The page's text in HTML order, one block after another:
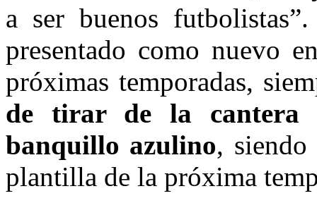
a ser buenos
presentado como nuevo
próximas temporadas,
de tirar de la cantera
banquillo azulino, siendo
plantilla de la próxima